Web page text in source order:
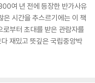
여 년 전에 등장한 반가사유
은 시간을 추스르기에는 이 책
로부터 초대를 받은 관람자를
재밌고 뜻깊은 국립중앙박